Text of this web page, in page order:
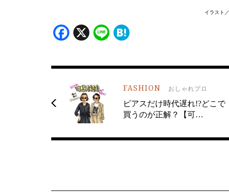
イラスト
Facebook
X Line
FASHION おしゃれプロ
ピアスだけ時代遅れ!?どこで
買うのが正解？【可…